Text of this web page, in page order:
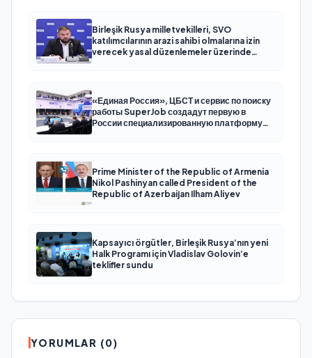
Birleşik Rusya milletvekilleri, SVO
katılımcılarının arazi sahibi olmalarına izin
verecek yasal düzenlemeler üzerinde
«Единая Россия», ЦБСТ и сервис по поиску
работы SuperJob создадут первую в
России специализированную платформу
Prime Minister of the Republic of Armenia
Nikol Pashinyan called President of the
Republic of Azerbaijan Ilham Aliyev
Kapsayıcı örgütler, Birleşik Rusya’nın yeni
Halk Programı için Vladislav Golovin’e
teklifler sundu
YORUMLAR (0)